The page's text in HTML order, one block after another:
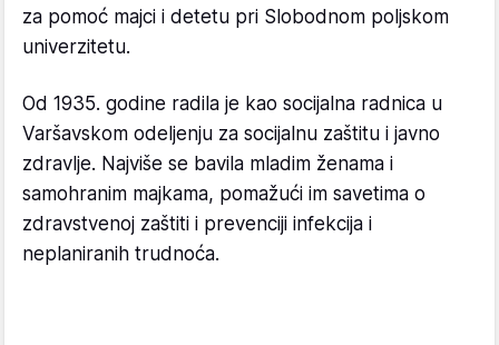
za pomoć majci i detetu pri Slobodnom poljskom
univerzitetu.
Od 1935. godine radila je kao socijalna radnica u
Varšavskom odeljenju za socijalnu zaštitu i javno
zdravlje. Najviše se bavila mladim ženama i
samohranim majkama, pomažući im savetima o
zdravstvenoj zaštiti i prevenciji infekcija i
neplaniranih trudnoća.